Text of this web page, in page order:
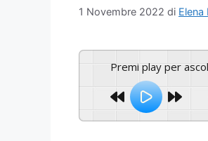
1 Novembre 2022 di Elena
Premi play per